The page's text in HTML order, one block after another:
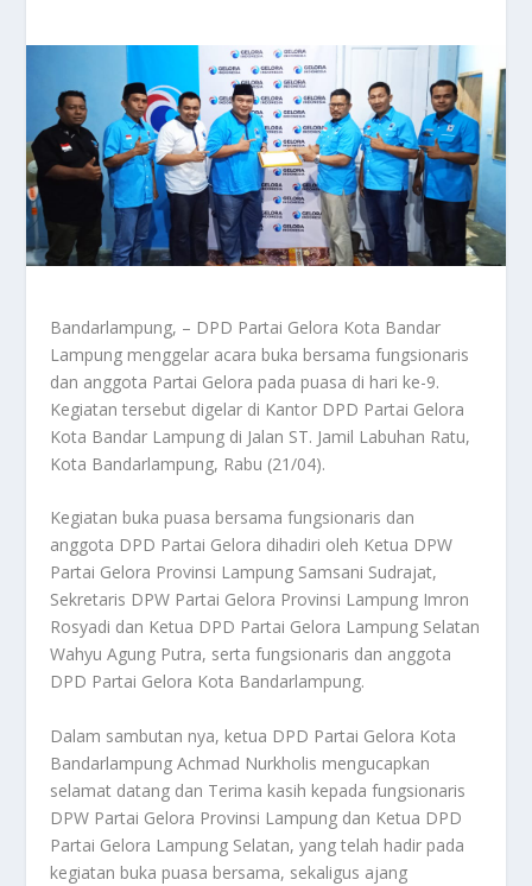
Bandarlampung, – DPD Partai Gelora Kota Bandar
Lampung menggelar acara buka bersama fungsionaris
dan anggota Partai Gelora pada puasa di hari ke-9.
Kegiatan tersebut digelar di Kantor DPD Partai Gelora
Kota Bandar Lampung di Jalan ST. Jamil Labuhan Ratu,
Kota Bandarlampung, Rabu (21/04).
Kegiatan buka puasa bersama fungsionaris dan
anggota DPD Partai Gelora dihadiri oleh Ketua DPW
Partai Gelora Provinsi Lampung Samsani Sudrajat,
Sekretaris DPW Partai Gelora Provinsi Lampung Imron
Rosyadi dan Ketua DPD Partai Gelora Lampung Selatan
Wahyu Agung Putra, serta fungsionaris dan anggota
DPD Partai Gelora Kota Bandarlampung.
Dalam sambutan nya, ketua DPD Partai Gelora Kota
Bandarlampung Achmad Nurkholis mengucapkan
selamat datang dan Terima kasih kepada fungsionaris
DPW Partai Gelora Provinsi Lampung dan Ketua DPD
Partai Gelora Lampung Selatan, yang telah hadir pada
kegiatan buka puasa bersama, sekaligus ajang